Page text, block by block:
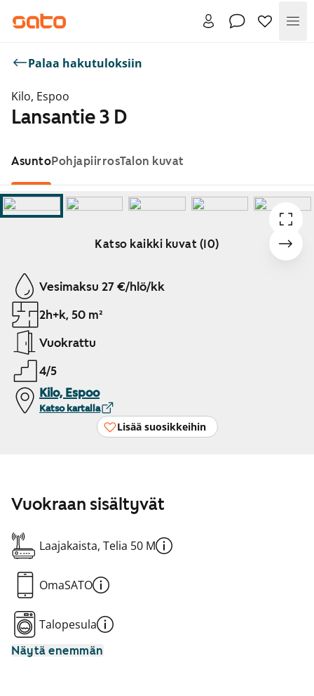
Palaa hakutuloksiin
Kilo, Espoo
Lansantie 3 D
AsuntoPohjapiirrosTalon kuvat
Katso kaikki kuvat (10)
Näytetään dia 1 / 10
Vesimaksu 27 €/hlö/kk
2h+k, 50 m²
Vuokrattu
4/5
Kilo, Espoo
Katso kartalla
Lisää suosikkeihin
Vuokraan sisältyvät
Laajakaista, Telia 50 M
OmaSATO
Talopesula
Näytä enemmän